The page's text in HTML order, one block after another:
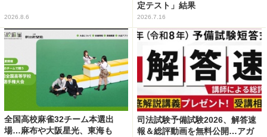
2026.8.6
定テスト」結果
2026.7.16
全国高校麻雀32チーム本選出
場…麻布や大阪星光、東海も
司法試験予備試験2026、解答速
報＆総評動画を無料公開…アガ